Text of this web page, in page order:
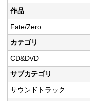
作品
Fate/Zero
カテゴリ
CD&DVD
サブカテゴリ
サウンドトラック